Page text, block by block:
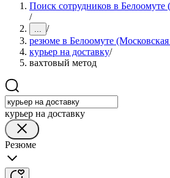
Поиск сотрудников в Белоомуте
/
... /
резюме в Белоомуте (Московская
курьер на доставку/
вахтовый метод
курьер на доставку
Резюме